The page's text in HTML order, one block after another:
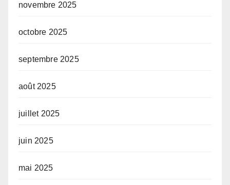
novembre 2025
octobre 2025
septembre 2025
août 2025
juillet 2025
juin 2025
mai 2025